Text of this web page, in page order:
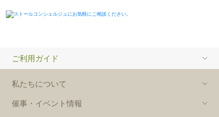
ご利用ガイド
私たちについて
催事・イベント情報